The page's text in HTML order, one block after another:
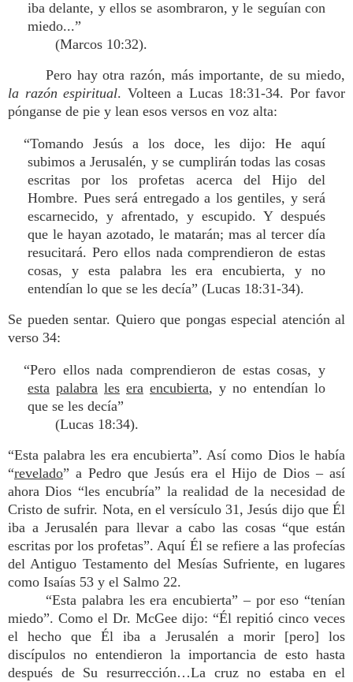
iba delante, y ellos se asombraron, y le seguían con
miedo...”
(Marcos 10:32).
Pero hay otra razón, más importante, de su miedo,
la razón espiritual. Volteen a Lucas 18:31-34. Por favor
pónganse de pie y lean esos versos en voz alta:
“Tomando Jesús a los doce, les dijo: He aquí
subimos a Jerusalén, y se cumplirán todas las cosas
escritas por los profetas acerca del Hijo del
Hombre. Pues será entregado a los gentiles, y será
escarnecido, y afrentado, y escupido. Y después
que le hayan azotado, le matarán; mas al tercer día
resucitará. Pero ellos nada comprendieron de estas
cosas, y esta palabra les era encubierta, y no
entendían lo que se les decía” (Lucas 18:31-34).
Se pueden sentar. Quiero que pongas especial atención al
verso 34:
“Pero ellos nada comprendieron de estas cosas, y
esta palabra les era encubierta, y no entendían lo
que se les decía”
(Lucas 18:34).
“Esta palabra les era encubierta”. Así como Dios le había
“revelado” a Pedro que Jesús era el Hijo de Dios – así
ahora Dios “les encubría” la realidad de la necesidad de
Cristo de sufrir. Nota, en el versículo 31, Jesús dijo que Él
iba a Jerusalén para llevar a cabo las cosas “que están
escritas por los profetas”. Aquí Él se refiere a las profecías
del Antiguo Testamento del Mesías Sufriente, en lugares
como Isaías 53 y el Salmo 22.
“Esta palabra les era encubierta” – por eso “tenían
miedo”. Como el Dr. McGee dijo: “Él repitió cinco veces
el hecho que Él iba a Jerusalén a morir [pero] los
discípulos no entendieron la importancia de esto hasta
después de Su resurrección…La cruz no estaba en el